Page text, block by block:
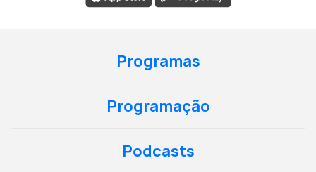
Programas
Programação
Podcasts